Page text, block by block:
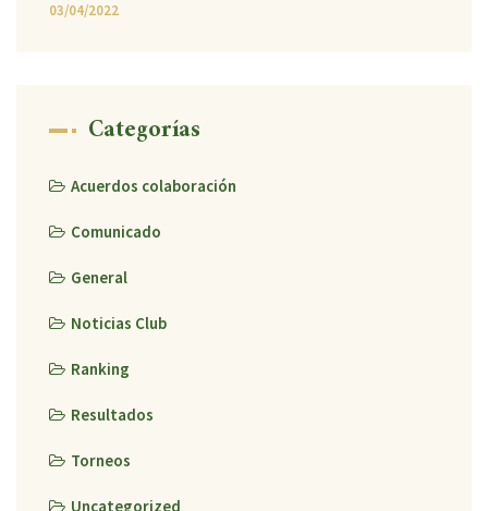
03/04/2022
Categorías
Acuerdos colaboración
Comunicado
General
Noticias Club
Ranking
Resultados
Torneos
Uncategorized